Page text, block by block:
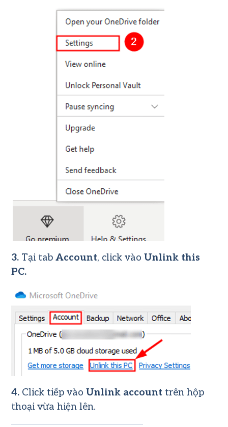
3. Tại tabAccount, click vàoUnlink this
PC.
4. Click tiếp vàoUnlink account trên hộp
thoại vừa hiện lên.